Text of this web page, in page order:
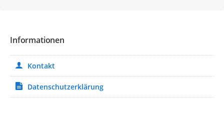
Informationen
Kontakt
Datenschutzerklärung